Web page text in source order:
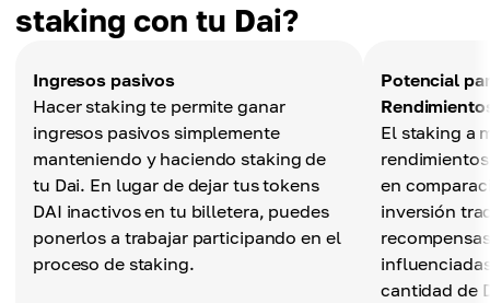
staking con tu Dai?
Ingresos pasivos
Hacer staking te permite ganar
ingresos pasivos simplemente
manteniendo y haciendo staking de
tu Dai. En lugar de dejar tus tokens
DAI inactivos en tu billetera, puedes
ponerlos a trabajar participando en el
proceso de staking.
Potencial
El staking a
en
inversión
cantidad de